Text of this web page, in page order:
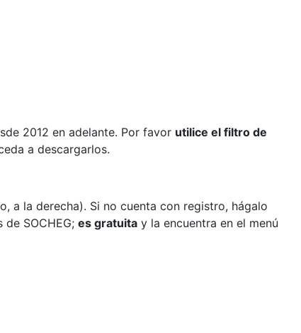
2012 en adelante. Por favor utilice el filtro de
a descargarlos.
a la derecha). Si no cuenta con registro, hágalo
SOCHEG; es gratuita y la encuentra en el menú